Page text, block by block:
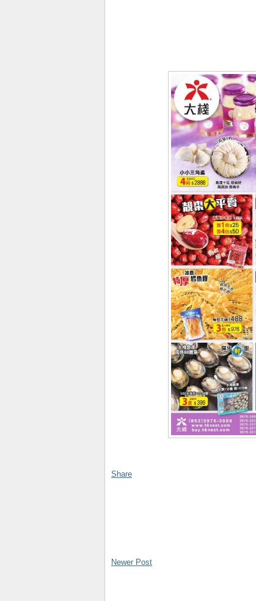
Share
Newer Post